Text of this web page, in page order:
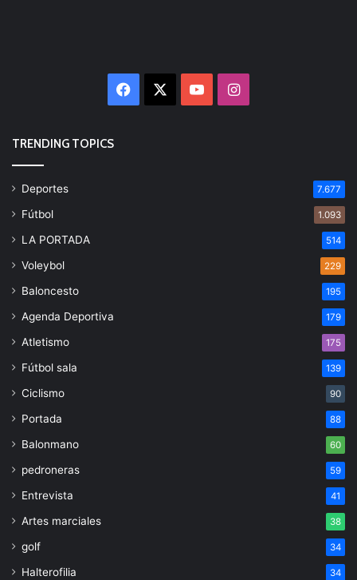
Facebook YouTubeInstagram
TRENDING TOPICS
Deportes 7.677
Fútbol 1.093
LA PORTADA 514
Voleybol 229
Baloncesto 195
Agenda Deportiva 179
Atletismo 175
Fútbol sala 139
Ciclismo 90
Portada 88
Balonmano 60
pedroneras 59
Entrevista 41
Artes marciales 38
golf 34
Halterofilia 34